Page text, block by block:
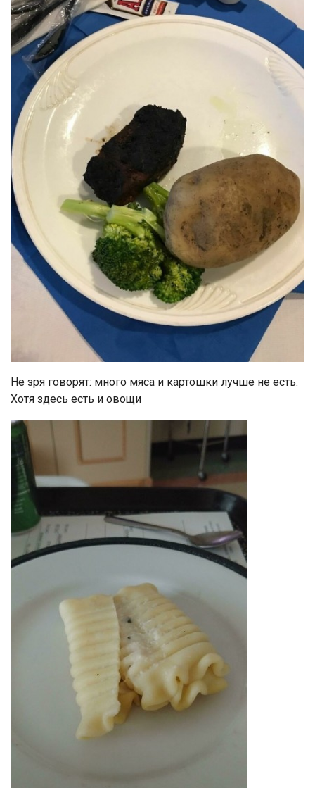
Не зря говорят: много мяса и картошки лучше не есть.
Хотя здесь есть и овощи